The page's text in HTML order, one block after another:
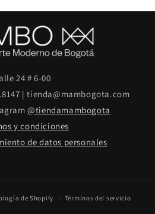
24 # 6-00
| tienda@mambogota.com
@tiendamambogota
y condiciones
de datos personales
de Shopify Términos del servicio